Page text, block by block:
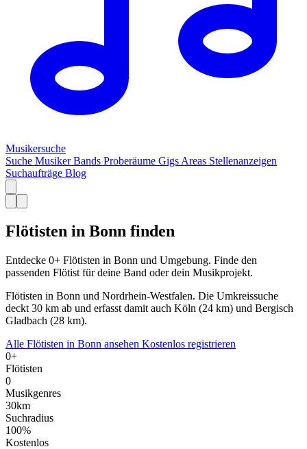
Musikersuche
Suche MusikerBands Proberäume Gigs Areas Stellenanzeigen
Suchaufträge Blog
Flötisten in Bonn finden
Entdecke 0+ Flötisten in Bonn und Umgebung. Finde den
passenden Flötist für deine Band oder dein Musikprojekt.
Flötisten in Bonn und Nordrhein-Westfalen. Die Umkreissuche
deckt 30 km ab und erfasst damit auch Köln (24 km) und Bergisch
Gladbach (28 km).
Alle Flötisten in Bonn ansehen Kostenlos registrieren
0+
Flötisten
0
Musikgenres
30km
Suchradius
100%
Kostenlos